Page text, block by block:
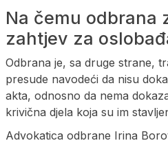
Na čemu odbrana
zahtjev za
Odbrana je, sa druge strane,
presude navodeći da nisu
akta, odnosno da nema
krivična djela koja su im
Advokatica odbrane Irina